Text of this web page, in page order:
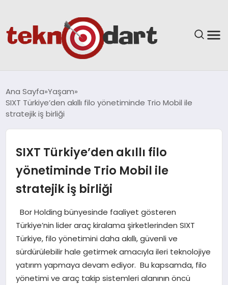
YAŞAM
GÜNDEM
SPOR
EKONOMI
MAGAZIN
Ana Sayfa Yaşam
SIXT Türkiye’den akıllı filo yönetiminde Trio Mobil ile
stratejik iş birliği
SIXT Türkiye’den akıllı filo
yönetiminde Trio Mobil ile
stratejik iş birliği
Bor Holding bünyesinde faaliyet gösteren
Türkiye’nin lider araç kiralama şirketlerinden SIXT
Türkiye, filo yönetimini daha akıllı, güvenli ve
sürdürülebilir hale getirmek amacıyla ileri teknolojiye
yatırım yapmaya devam ediyor. Bu kapsamda, filo
yönetimi ve araç takip sistemleri alanının öncü